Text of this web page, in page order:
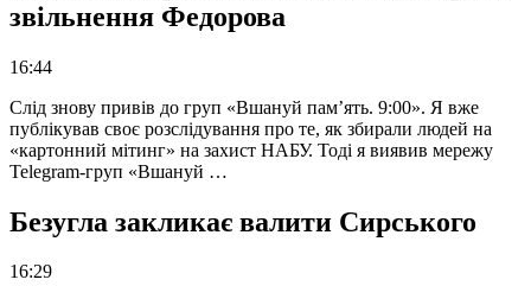
звільнення Федорова
16:44
Слід знову привів до груп «Вшануй пам’ять. 9:00». Я вже
публікував своє розслідування про те, як збирали людей на
«картонний мітинг» на захист НАБУ. Тоді я виявив мережу
Telegram-груп «Вшануй …
Безугла закликає валити Сирського
16:29